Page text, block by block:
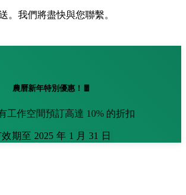
。我們將盡快與您聯繫。
農曆新年特別優惠！🧧
工作空間預訂高達 10% 的折扣
期至 2025 年 1 月 31 日